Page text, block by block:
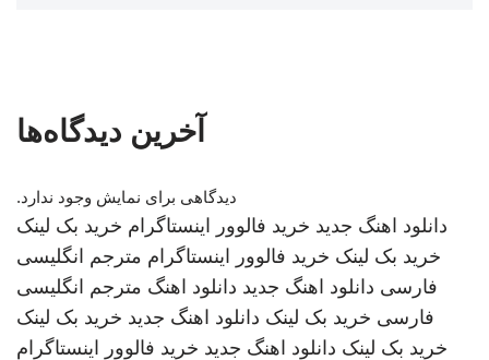
آخرین دیدگاه‌ها
دیدگاهی برای نمایش وجود ندارد.
دانلود اهنگ جدید خرید فالوور اینستاگرام خرید بک لینک
خرید بک لینک خرید فالوور اینستاگرام مترجم انگلیسی
فارسی دانلود اهنگ جدید دانلود اهنگ مترجم انگلیسی
فارسی خرید بک لینک دانلود اهنگ جدید خرید بک لینک
خرید بک لینک دانلود اهنگ جدید خرید فالوور اینستاگرام